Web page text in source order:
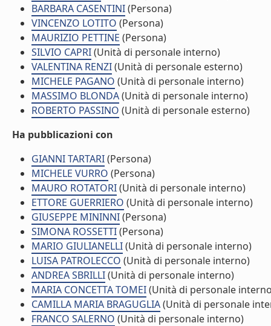
BARBARA CASENTINI(Persona)
VINCENZO LOTITO (Persona)
MAURIZIO PETTINE (Persona)
SILVIO CAPRI(Unità di personale interno)
VALENTINA RENZI(Unità di personale esterno)
MICHELE PAGANO (Unità di personale interno)
MASSIMO BLONDA(Unità di personale interno)
ROBERTO PASSINO (Unità di personale esterno)
Ha pubblicazioni con
GIANNI TARTARI(Persona)
MICHELE VURRO (Persona)
MAURO ROTATORI(Unità di personale interno)
ETTORE GUERRIERO (Unità di personale interno)
GIUSEPPE MININNI(Persona)
SIMONA ROSSETTI(Persona)
MARIO GIULIANELLI(Unità di personale interno)
LUISA PATROLECCO (Unità di personale interno)
ANDREA SBRILLI(Unità di personale interno)
MARIA CONCETTA TOMEI(Unità di personale
CAMILLA MARIA BRAGUGLIA(Unità di personale
FRANCO SALERNO (Unità di personale interno)